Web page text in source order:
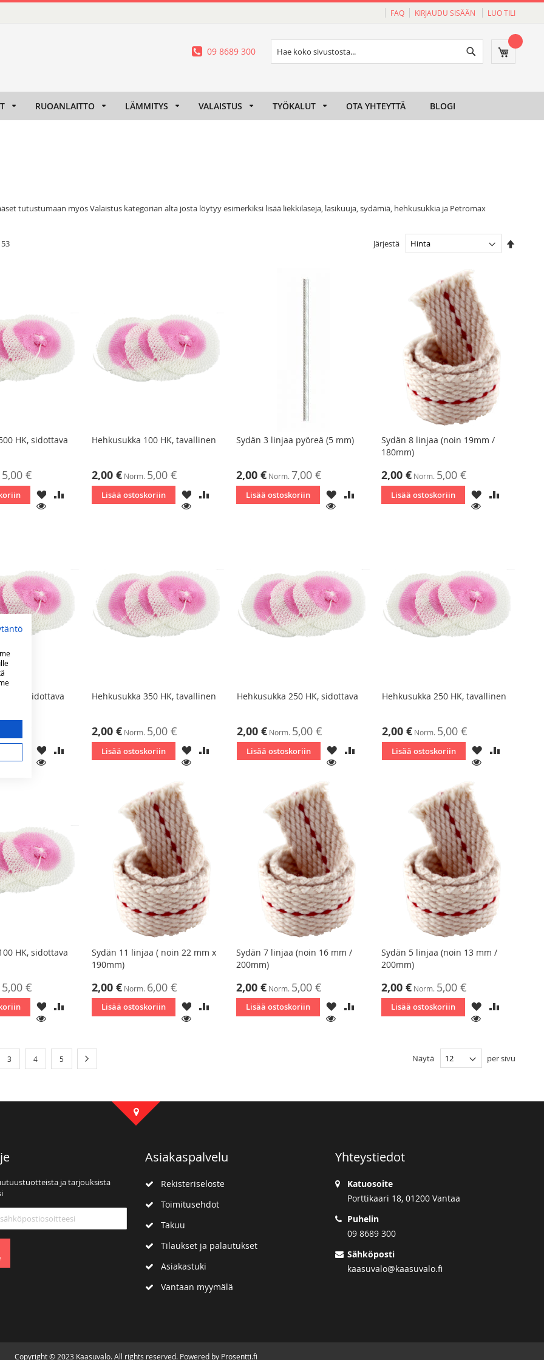
FAQ KIRJAUDU SISÄÄN LUO TILI
Ostoskori
Haku
09 8689 300
RUOANLAITTO LÄMMITYS VALAISTUS TYÖKALUT OTA YHTEYTTÄ BLOGI
tutustumaan myös Valaistus kategorian alta josta löytyy esimerkiksi lisää liekkilaseja, lasikuuja, sydämiä, hehkusukkia ja Petromax
53 Järjestä
HK, sidottava
5,00 €
LISÄÄ
TOIVELISTAAN
LISÄÄ
VERTAILUUN
KATSO
Hehkusukka 100 HK, tavallinen
Tarjoushinta
2,00 € Norm. 5,00 €
Lisää ostoskoriin
LISÄÄ
TOIVELISTAAN
VERTAILUUN
KATSO
Sydän 3 linjaa pyöreä (5 mm)
Tarjoushinta
2,00 € Norm. 7,00 €
Lisää ostoskoriin
LISÄÄ
TOIVELISTAAN
LISÄÄ
VERTAILUUN
KATSO
Sydän 8 linjaa (noin 19mm /
180mm)
Tarjoushinta
2,00 € Norm. 5,00 €
Lisää ostoskoriin
LISÄÄLISÄÄ
sidottava
LISÄÄ
TOIVELISTAAN
LISÄÄ
VERTAILUUN
KATSO
Hehkusukka 350 HK, tavallinen
Tarjoushinta
2,00 € Norm. 5,00 €
Lisää ostoskoriin
LISÄÄ
TOIVELISTAAN
VERTAILUUN
KATSO
Hehkusukka 250 HK, sidottava
Tarjoushinta
2,00 € Norm. 5,00 €
Lisää ostoskoriin
LISÄÄ
TOIVELISTAAN
LISÄÄ
VERTAILUUN
KATSO
Hehkusukka 250 HK, tavallinen
Tarjoushinta
2,00 € Norm. 5,00 €
Lisää ostoskoriin
LISÄÄ
TOIVELISTAAN
LISÄÄ
KATSO
HK, sidottava
5,00 €
LISÄÄ
TOIVELISTAAN
LISÄÄ
VERTAILUUN
KATSO
Sydän 11 linjaa ( noin 22 mm x
190mm)
Tarjoushinta
2,00 € Norm. 6,00 €
Lisää ostoskoriin
LISÄÄ
TOIVELISTAAN
VERTAILUUN
KATSO
Sydän 7 linjaa (noin 16 mm /
200mm)
Tarjoushinta
2,00 € Norm. 5,00 €
Lisää ostoskoriin
LISÄÄ
TOIVELISTAAN
LISÄÄ
VERTAILUUN
KATSO
Sydän 5 linjaa (noin 13 mm /
200mm)
Tarjoushinta
2,00 € Norm. 5,00 €
Lisää ostoskoriin
LISÄÄLISÄÄ
reading page
Sivu
3 Sivu
4 Sivu
5 Näytä per sivu
ja tarjouksista
Asiakaspalvelu
Rekisteriseloste
Toimitusehdot
Takuu
Tilaukset ja palautukset
Asiakastuki
Vantaan myymälä
Yhteystiedot
Katuosoite
Porttikaari 18, 01200 Vantaa
Puhelin
09 8689 300
Sähköposti
kaasuvalo@kaasuvalo.fi
Copyright © 2023 Kaasuvalo. All rights reserved. Powered by Prosentti.fi